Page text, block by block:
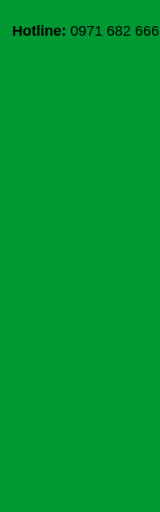
Hotline: 0971 682 666